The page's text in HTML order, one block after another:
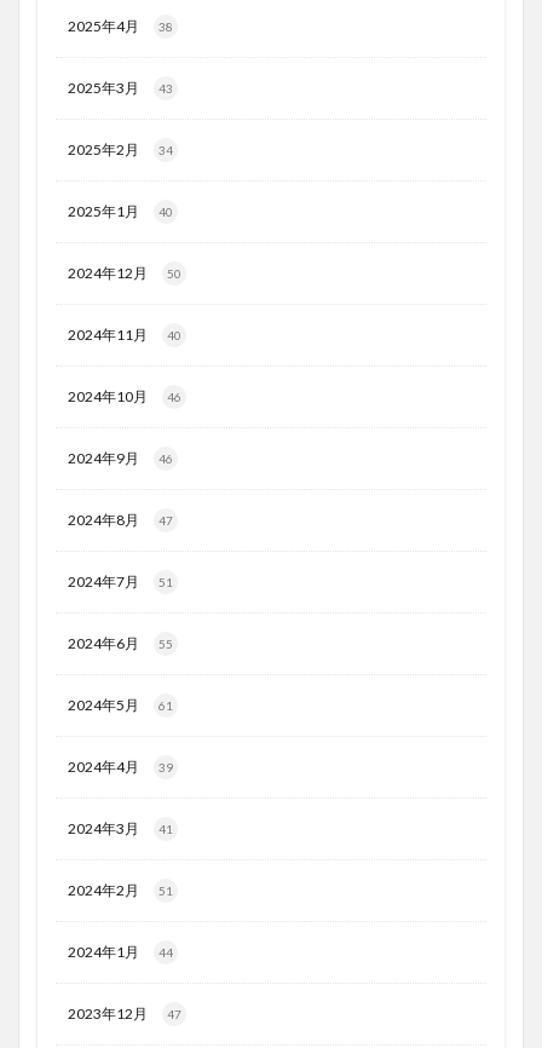
2025年4月 38
2025年3月 43
2025年2月 34
2025年1月 40
2024年12月 50
2024年11月 40
2024年10月 46
2024年9月 46
2024年8月 47
2024年7月 51
2024年6月 55
2024年5月 61
2024年4月 39
2024年3月 41
2024年2月 51
2024年1月 44
2023年12月 47